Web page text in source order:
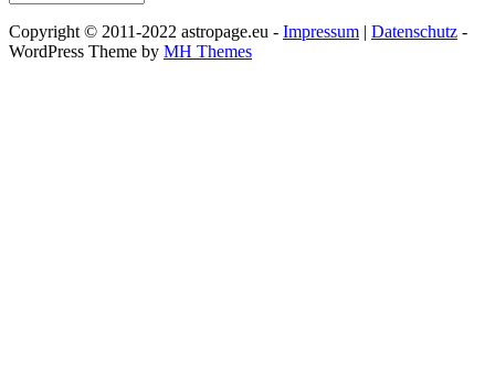
Copyright © 2011-2022 astropage.eu - Impressum | Datenschutz -
WordPress Theme by MH Themes